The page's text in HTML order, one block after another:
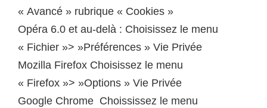
« Avancé » rubrique « Cookies »
Opéra 6.0 et au-delà : Choisissez le menu
« Fichier »> »Préférences » Vie Privée
Mozilla Firefox Choisissez le menu
« Firefox »> »Options » Vie Privée
Google Chrome Choississez le menu